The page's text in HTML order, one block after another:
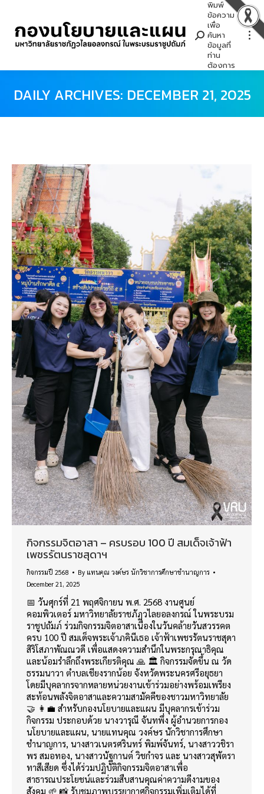
Search:
พิมพ์
ข้อความ
เพื่อ
ค้นหา
ข้อมูลที่
ท่าน
ต้องการ
DAILY ARCHIVES: DECEMBER 21, 2025
กิจกรรมจิตอาสา – ครบรอบ 100 ปี สมเด็จเจ้าฟ้า
เพชรรัตนราชสุดาฯ
กิจกรรมปี 2568 By แทนคุณ วงค์ษร นักวิชาการศึกษาชำนาญการ
December 21, 2025
📅 วันศุกร์ที่ 21 พฤศจิกายน พ.ศ. 2568 งานศูนย์
คอมพิวเตอร์ มหาวิทยาลัยราชภัฏวไลยอลงกรณ์ ในพระบรม
ราชูปถัมภ์ ร่วมกิจกรรมจิตอาสาเนื่องในวันคล้ายวันสวรรคต
ครบ 100 ปี สมเด็จพระเจ้าภคินีเธอ เจ้าฟ้าเพชรรัตนราชสุดา
สิริโสภาพัณณวดี เพื่อแสดงความสำนึกในพระกรุณาธิคุณ
และน้อมรำลึกถึงพระเกียรติคุณ 🙏 🏛️ กิจกรรมจัดขึ้น ณ วัด
ธรรมนาวา ตำบลเชียงรากน้อย จังหวัดพระนครศรีอยุธยา
โดยมีบุคลากรจากหลายหน่วยงานเข้าร่วมอย่างพร้อมเพรียง
สะท้อนพลังจิตอาสาและความสามัคคีของชาวมหาวิทยาลัย
🤝 👩‍💼 สำหรับกองนโยบายและแผน มีบุคลากรเข้าร่วม
กิจกรรม ประกอบด้วย นางวารุณี จันทพึ่ง ผู้อำนวยการกอง
นโยบายและแผน, นายแทนคุณ วงค์ษร นักวิชาการศึกษา
ชำนาญการ, นางสาวเนตรศรินทร์ พิมพ์จันทร์, นางสาววชิรา
พร สมอทอง, นางสาวนัฐกานต์ วิชกําจร และ นางสาวสุพัตรา
ทาสีเสียด ซึ่งได้ร่วมปฏิบัติกิจกรรมจิตอาสาเพื่อ
สาธารณประโยชน์และร่วมสืบสานคุณค่าความดีงามของ
สังคม 🌱 📸 รับชมภาพบรรยากาศกิจกรรมเพิ่มเติมได้ที่